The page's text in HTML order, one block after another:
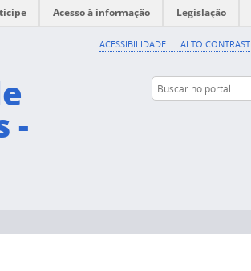
ACESSIBILIDADE ALTO
Acesso à informação Legislação
-
Buscar no portal